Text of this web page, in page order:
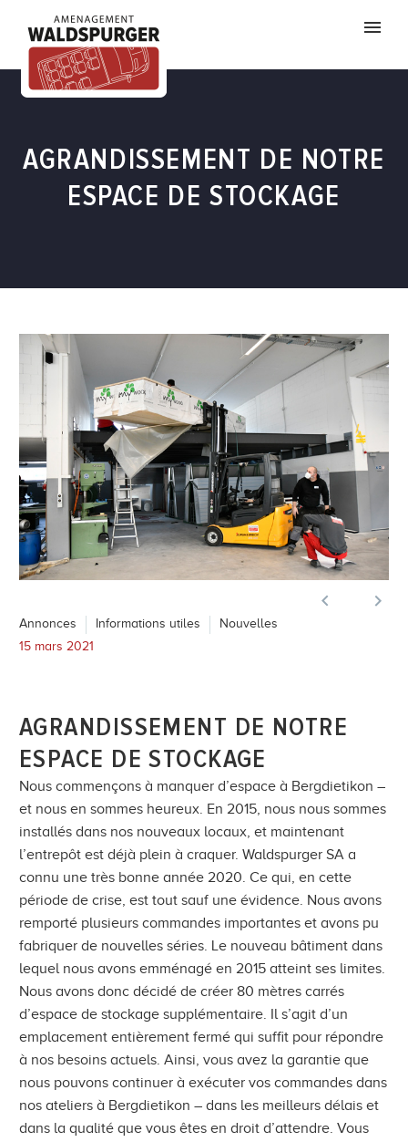
AGRANDISSEMENT DE NOTRE
ESPACE DE STOCKAGE
 
Annonces Informations utiles
Nouvelles
15 mars 2021
AGRANDISSEMENT DE NOTRE
ESPACE DE STOCKAGE
Nous commençons à manquer d’espace à Bergdietikon –
et nous en sommes heureux. En 2015, nous nous sommes
installés dans nos nouveaux locaux, et maintenant
l’entrepôt est déjà plein à craquer. Waldspurger SA a
connu une très bonne année 2020. Ce qui, en cette
période de crise, est tout sauf une évidence. Nous avons
remporté plusieurs commandes importantes et avons pu
fabriquer de nouvelles séries. Le nouveau bâtiment dans
lequel nous avons emménagé en 2015 atteint ses limites.
Nous avons donc décidé de créer 80 mètres carrés
d’espace de stockage supplémentaire. Il s’agit d’un
emplacement entièrement fermé qui suffit pour répondre
à nos besoins actuels. Ainsi, vous avez la garantie que
nous pouvons continuer à exécuter vos commandes dans
nos ateliers à Bergdietikon – dans les meilleurs délais et
dans la qualité que vous êtes en droit d’attendre. Vous